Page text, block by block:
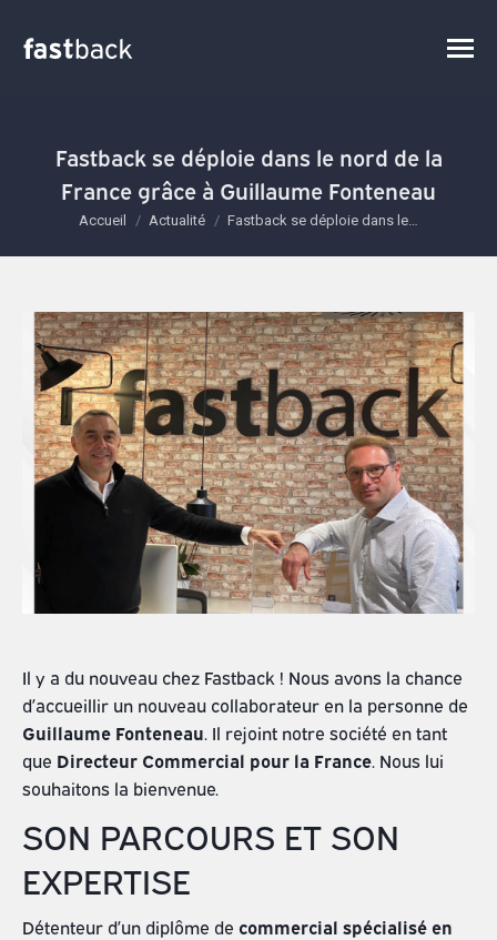
Fastback se déploie dans le nord de la
France grâce à Guillaume Fonteneau
Vous êtes ici :
Accueil Actualité Fastback se déploie dans le…
Il y a du nouveau chez Fastback ! Nous avons la chance
d’accueillir un nouveau collaborateur en la personne de
Guillaume Fonteneau. Il rejoint notre société en tant
que Directeur Commercial pour la France. Nous lui
souhaitons la bienvenue.
SON PARCOURS ET SON
EXPERTISE
Détenteur d’un diplôme de commercial spécialisé en